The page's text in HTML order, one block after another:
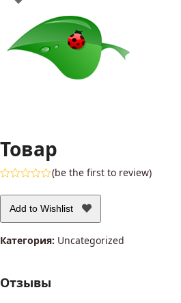
Товар
0
(be the first to review)
Add to Wishlist
Категория: Uncategorized
Отзывы